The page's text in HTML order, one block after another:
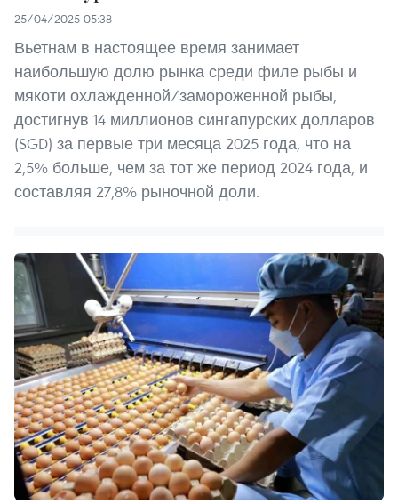
25/04/2025 05:38
Вьетнам в настоящее время занимает
наибольшую долю рынка среди филе рыбы и
мякоти охлажденной/замороженной рыбы,
достигнув 14 миллионов сингапурских долларов
(SGD) за первые три месяца 2025 года, что на
2,5% больше, чем за тот же период 2024 года, и
составляя 27,8% рыночной доли.